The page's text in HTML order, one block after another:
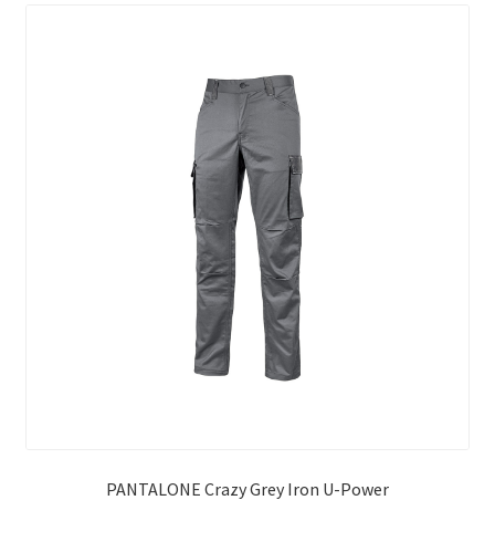
PANTALONE Crazy Grey Iron U-Power